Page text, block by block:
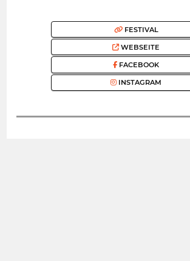
FESTIVAL
WEBSEITE
FACEBOOK
INSTAGRAM